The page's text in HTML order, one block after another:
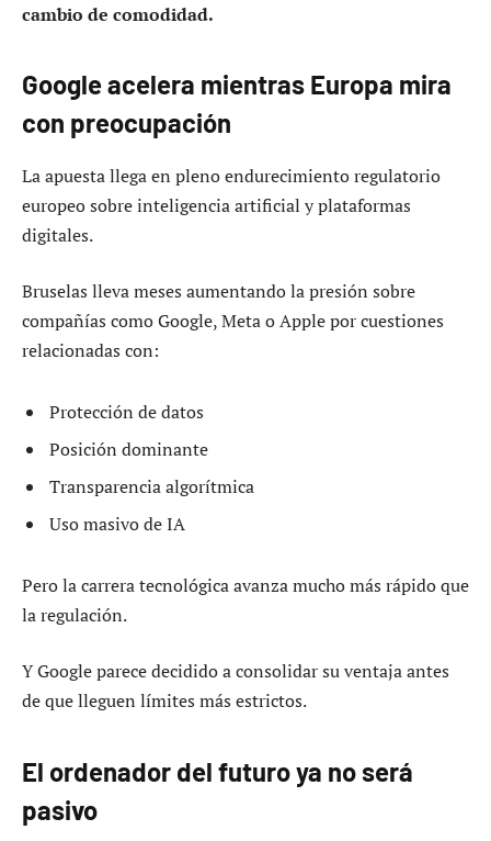
cambio de comodidad.
Google acelera mientras Europa mira
con preocupación
La apuesta llega en pleno endurecimiento regulatorio
europeo sobre inteligencia artificial y plataformas
digitales.
Bruselas lleva meses aumentando la presión sobre
compañías como Google, Meta o Apple por cuestiones
relacionadas con:
Protección de datos
Posición dominante
Transparencia algorítmica
Uso masivo de IA
Pero la carrera tecnológica avanza mucho más rápido que
la regulación.
Y Google parece decidido a consolidar su ventaja antes
de que lleguen límites más estrictos.
El ordenador del futuro ya no será
pasivo